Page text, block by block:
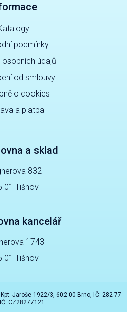
podmínky
osobních údajů
od smlouvy
o cookies
a platba
a sklad
832
01 Tišnov
kancelář
1743
01 Tišnov
Jaroše 1922/3, 602 00 Brno, IČ: 282 77
CZ28277121